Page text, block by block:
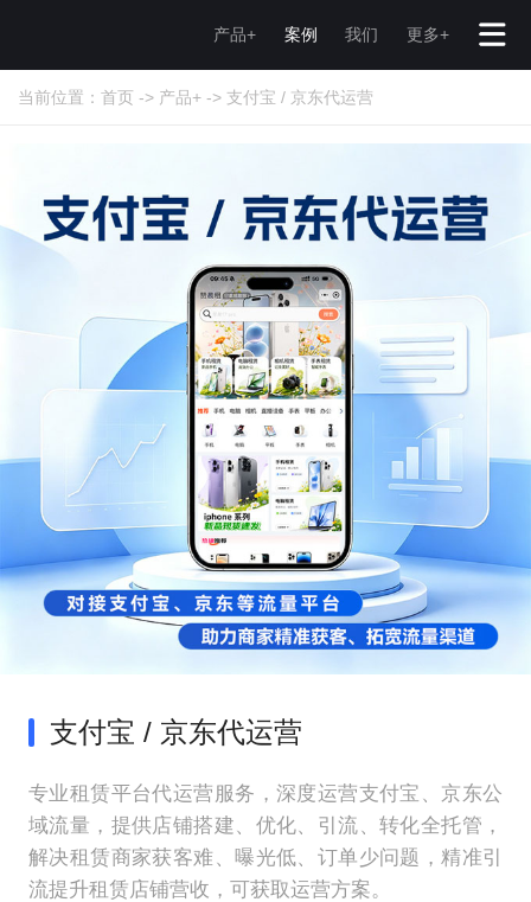
产品+ 案例 我们 更多+
当前位置： 首页 -> 产品+ -> 支付宝 / 京东代运营
支付宝 / 京东代运营
专业租赁平台代运营服务，深度运营支付宝、京东公
域流量，提供店铺搭建、优化、引流、转化全托管，
解决租赁商家获客难、曝光低、订单少问题，精准引
流提升租赁店铺营收，可获取运营方案。